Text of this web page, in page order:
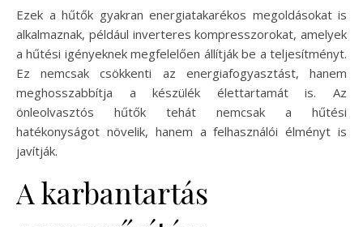
Ezek a hűtők gyakran energiatakarékos megoldásokat is
alkalmaznak, például inverteres kompresszorokat, amelyek
a hűtési igényeknek megfelelően állítják be a teljesítményt.
Ez nemcsak csökkenti az energiafogyasztást, hanem
meghosszabbítja a készülék élettartamát is. Az
önleolvasztós hűtők tehát nemcsak a hűtési
hatékonyságot növelik, hanem a felhasználói élményt is
javítják.
A karbantartás